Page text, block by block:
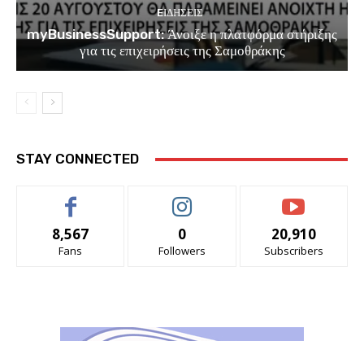
EΙΔΗΣΕΙΣ
myBusinessSupport: Άνοιξε η πλατφόρμα στήριξης
για τις επιχειρήσεις της Σαμοθράκης
STAY CONNECTED
8,567
Fans
0
Followers
20,910
Subscribers